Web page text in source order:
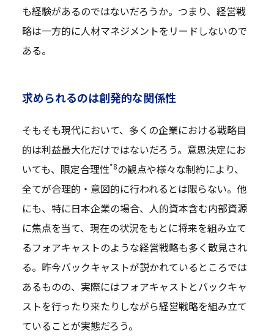
も経験があるのではないだろうか。つまり、経営戦
略は一方的に人材マネジメントをリードしないので
ある。
求められるのは創発的な関係性
そもそも現代において、多くの企業における戦略目
的は利益最大化だけではないだろう。意思決定にお
いても、限定合理性*8の観点や様々な制約により、
全てが合理的・意図的に行われるとは限らない。他
にも、特に日本企業の場合、人的資本含む内部資源
に焦点を当て、現在の状況をもとに将来を組み立て
るフォアキャストのような経営戦略も多く散見され
る。昨今バックキャストが説かれているところでは
あるものの、実際にはフォアキャストとバックキャ
ストを行ったり来たりしながら経営戦略を組み立て
ていることが実態だろう。